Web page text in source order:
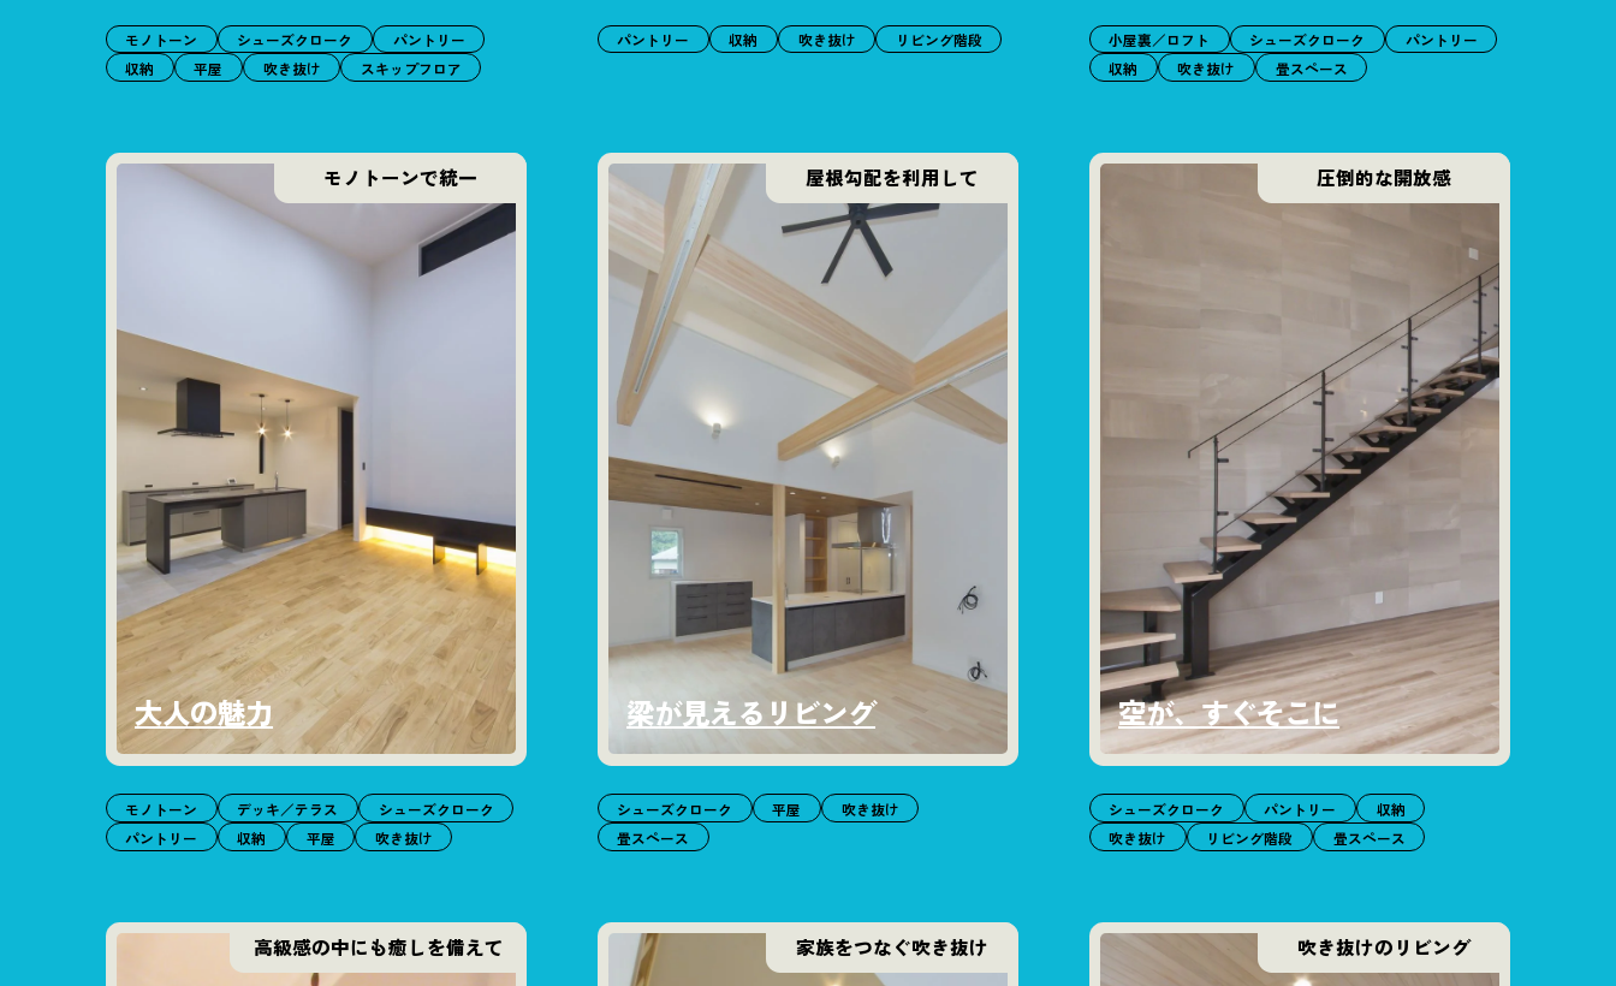
モノトーン シューズクローク
パントリー
収納
平屋 吹き抜け スキップフロア
パントリー 収納 吹き抜け リビング階段 小屋裏／ロフト シューズクローク
パントリー
収納
吹き抜け 畳スペース
モノトーンで統一
大人の魅力
モノトーン デッキ／テラス
シューズクローク
パントリー
収納 平屋 吹き抜け
屋根勾配を利用して
梁が見えるリビング
シューズクローク 平屋
吹き抜け
畳スペース
圧倒的な開放感
空が、すぐそこに
シューズクローク パントリー
収納
吹き抜け
リビング階段 畳スペース
高級感の中にも癒しを備えて 家族をつなぐ吹き抜け 吹き抜けのリビング